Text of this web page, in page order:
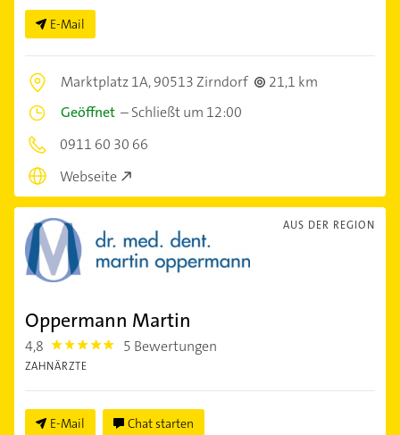
E-Mail
Marktplatz 1A,90513 Zirndorf
21,1 km
Geöffnet –Schließt um 12:00
0911 60 30 66
Webseite
AUS DER REGION
Oppermann Martin
4,8 4.8 5 Bewertungen
ZAHNÄRZTE
E-Mail Chat starten